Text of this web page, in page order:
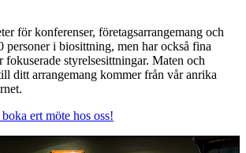
för konferenser, företagsarrangemang och
i biosittning, men har också fina
fokuserade styrelsesittningar. Maten och
ditt arrangemang kommer från vår anrika
ert möte hos oss!